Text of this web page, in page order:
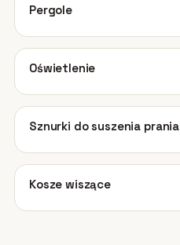
03
Pergole
04
Oświetlenie
05
Sznurki do suszenia prania
06
Kosze wiszące